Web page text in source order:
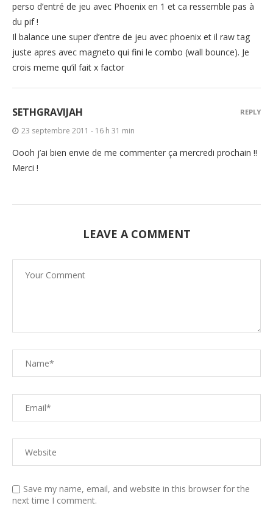
perso d’entré de jeu avec Phoenix en 1 et ca ressemble pas à
du pif !
Il balance une super d’entre de jeu avec phoenix et il raw tag
juste apres avec magneto qui fini le combo (wall bounce). Je
crois meme qu’il fait x factor
SETHGRAVIJAH
23 septembre 2011 - 16 h 31 min
Oooh j’ai bien envie de me commenter ça mercredi prochain !!
Merci !
REPLY
LEAVE A COMMENT
Save my name, email, and website in this browser for the
next time I comment.